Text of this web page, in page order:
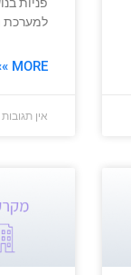
למערכת
MORE »»
אין תגובות